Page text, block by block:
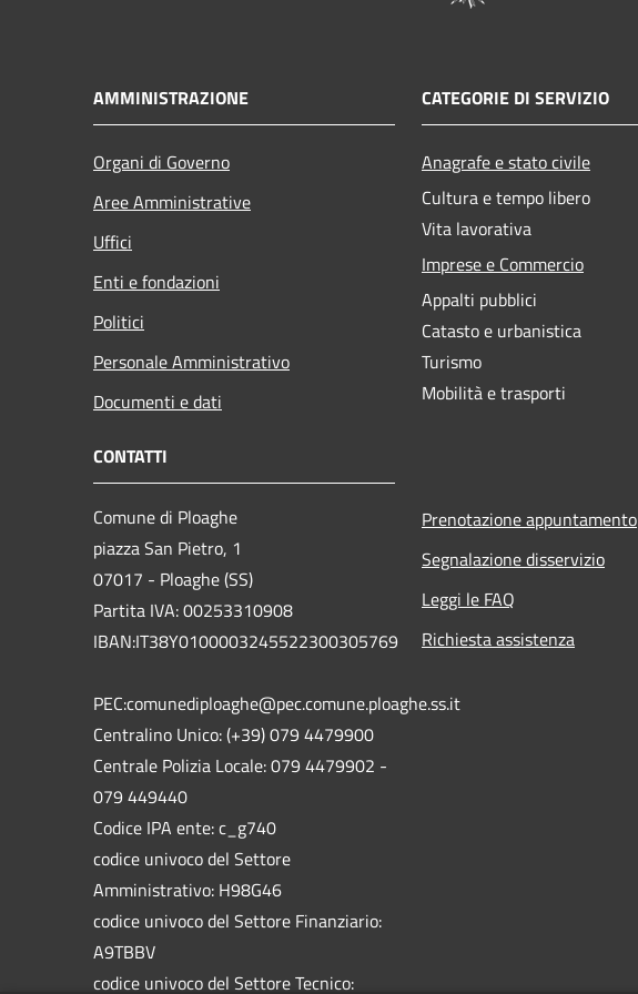
AMMINISTRAZIONE
Organi di Governo
Aree Amministrative
Uffici
Enti e fondazioni
Politici
Personale Amministrativo
Documenti e dati
CATEGORIE DI SERVIZIO
Anagrafe e stato civile
Cultura e tempo libero
Vita lavorativa
Imprese e Commercio
Appalti pubblici
Catasto e urbanistica
Turismo
Mobilità e trasporti
CONTATTI
Comune di Ploaghe
piazza San Pietro, 1
07017 - Ploaghe (SS)
Partita IVA: 00253310908
IBAN:IT38Y0100003245522300305769
PEC:comunediploaghe@pec.comune.ploaghe.ss.it
Centralino Unico: (+39) 079 4479900
Centrale Polizia Locale: 079 4479902 -
079 449440
Codice IPA ente: c_g740
codice univoco del Settore
Amministrativo: H98G46
codice univoco del Settore Finanziario:
A9TBBV
codice univoco del Settore Tecnico:
Prenotazione appuntamento
Segnalazione disservizio
Leggi le FAQ
Richiesta assistenza